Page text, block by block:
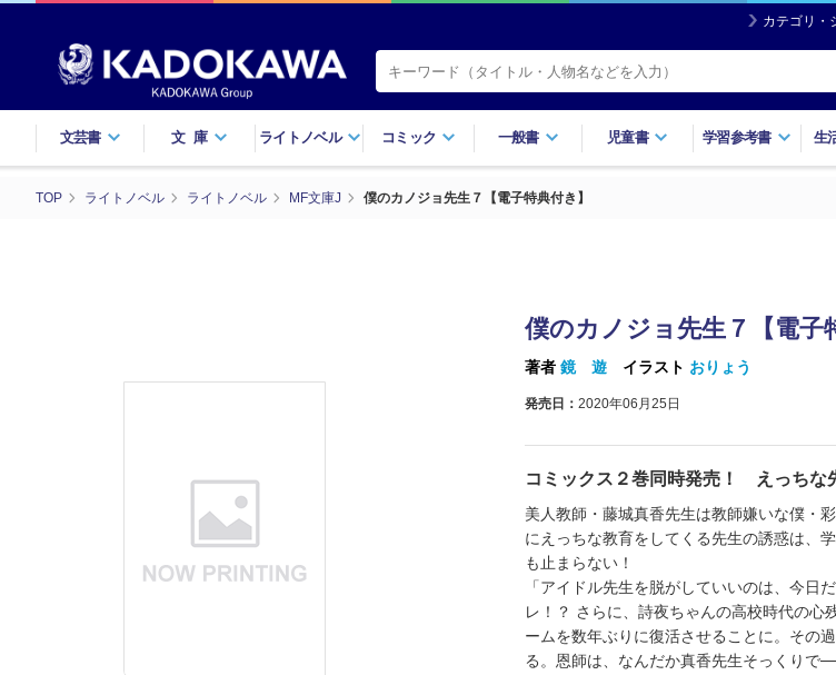
カテゴリ・
文芸書 文庫 ライトノベル コミック 一般書 児童書 学習参考書 生
TOP ライトノベル ライトノベル MF文庫J 僕のカノジョ先生７【電子特典付き】
僕のカノジョ先生７【電子
著者 鏡 遊 イラスト おりょう
発売日： 2020年06月25日
コミックス２巻同時発売！ えっちな
美人教師・藤城真香先生は教師嫌いな僕・
にえっちな教育をしてくる先生の誘惑は、
も止まらない！
「アイドル先生を脱がしていいのは、今日
レ！？ さらに、詩夜ちゃんの高校時代の心
ームを数年ぶりに復活させることに。その
る。恩師は、なんだか真香先生そっくりで